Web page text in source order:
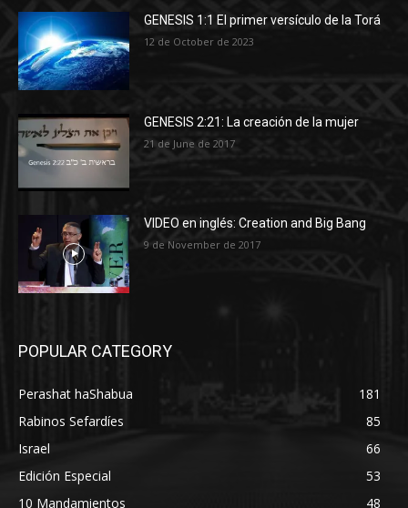
GENESIS 1:1 El primer versículo de la Torá
12 de October de 2023
GENESIS 2:21: La creación de la mujer
21 de June de 2017
VIDEO en inglés: Creation and Big Bang
9 de November de 2017
POPULAR CATEGORY
Perashat haShabua
181
Rabinos Sefardíes
85
Israel
66
Edición Especial
53
10 Mandamientos
48